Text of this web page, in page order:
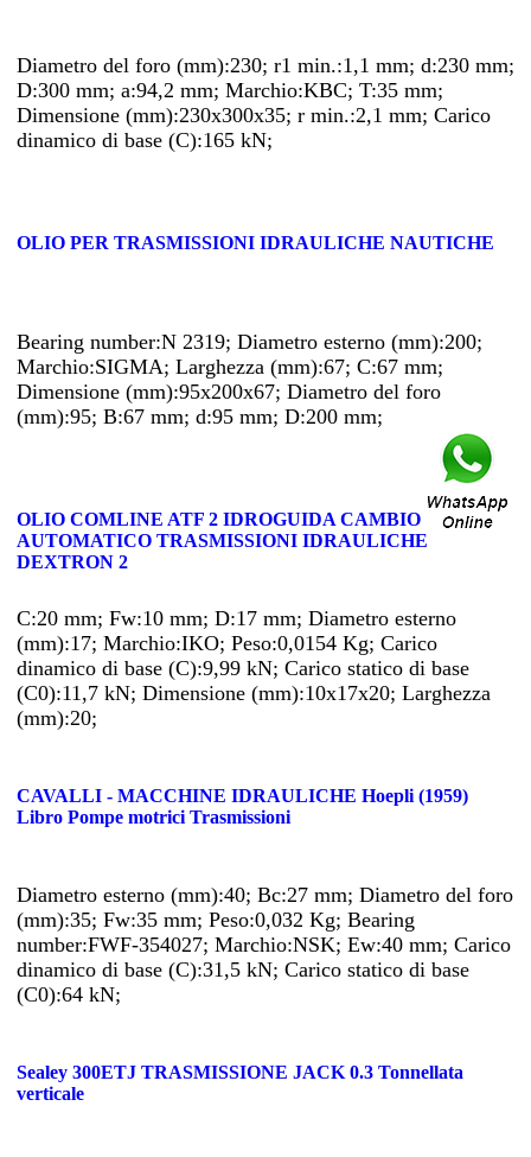
Diametro del foro (mm):230; r1 min.:1,1 mm; d:230 mm;
D:300 mm; a:94,2 mm; Marchio:KBC; T:35 mm;
Dimensione (mm):230x300x35; r min.:2,1 mm; Carico
dinamico di base (C):165 kN;
OLIO PER TRASMISSIONI IDRAULICHE NAUTICHE
Bearing number:N 2319; Diametro esterno (mm):200;
Marchio:SIGMA; Larghezza (mm):67; C:67 mm;
Dimensione (mm):95x200x67; Diametro del foro
(mm):95; B:67 mm; d:95 mm; D:200 mm;
OLIO COMLINE ATF 2 IDROGUIDA CAMBIO
AUTOMATICO TRASMISSIONI IDRAULICHE
DEXTRON 2
C:20 mm; Fw:10 mm; D:17 mm; Diametro esterno
(mm):17; Marchio:IKO; Peso:0,0154 Kg; Carico
dinamico di base (C):9,99 kN; Carico statico di base
(C0):11,7 kN; Dimensione (mm):10x17x20; Larghezza
(mm):20;
CAVALLI - MACCHINE IDRAULICHE Hoepli (1959)
Libro Pompe motrici Trasmissioni
Diametro esterno (mm):40; Bc:27 mm; Diametro del foro
(mm):35; Fw:35 mm; Peso:0,032 Kg; Bearing
number:FWF-354027; Marchio:NSK; Ew:40 mm; Carico
dinamico di base (C):31,5 kN; Carico statico di base
(C0):64 kN;
Sealey 300ETJ TRASMISSIONE JACK 0.3 Tonnellata
verticale